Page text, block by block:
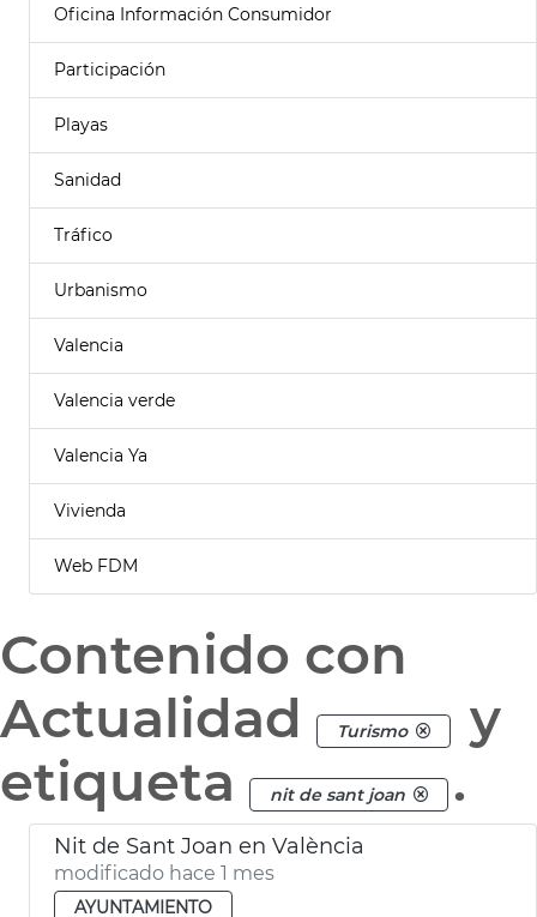
Oficina Información Consumidor
Participación
Playas
Sanidad
Tráfico
Urbanismo
Valencia
Valencia verde
Valencia Ya
Vivienda
Web FDM
Contenido con
Actualidad
Turismo
y
etiqueta
nit de sant joan .
Nit de Sant Joan en València
modificado hace 1 mes
AYUNTAMIENTO